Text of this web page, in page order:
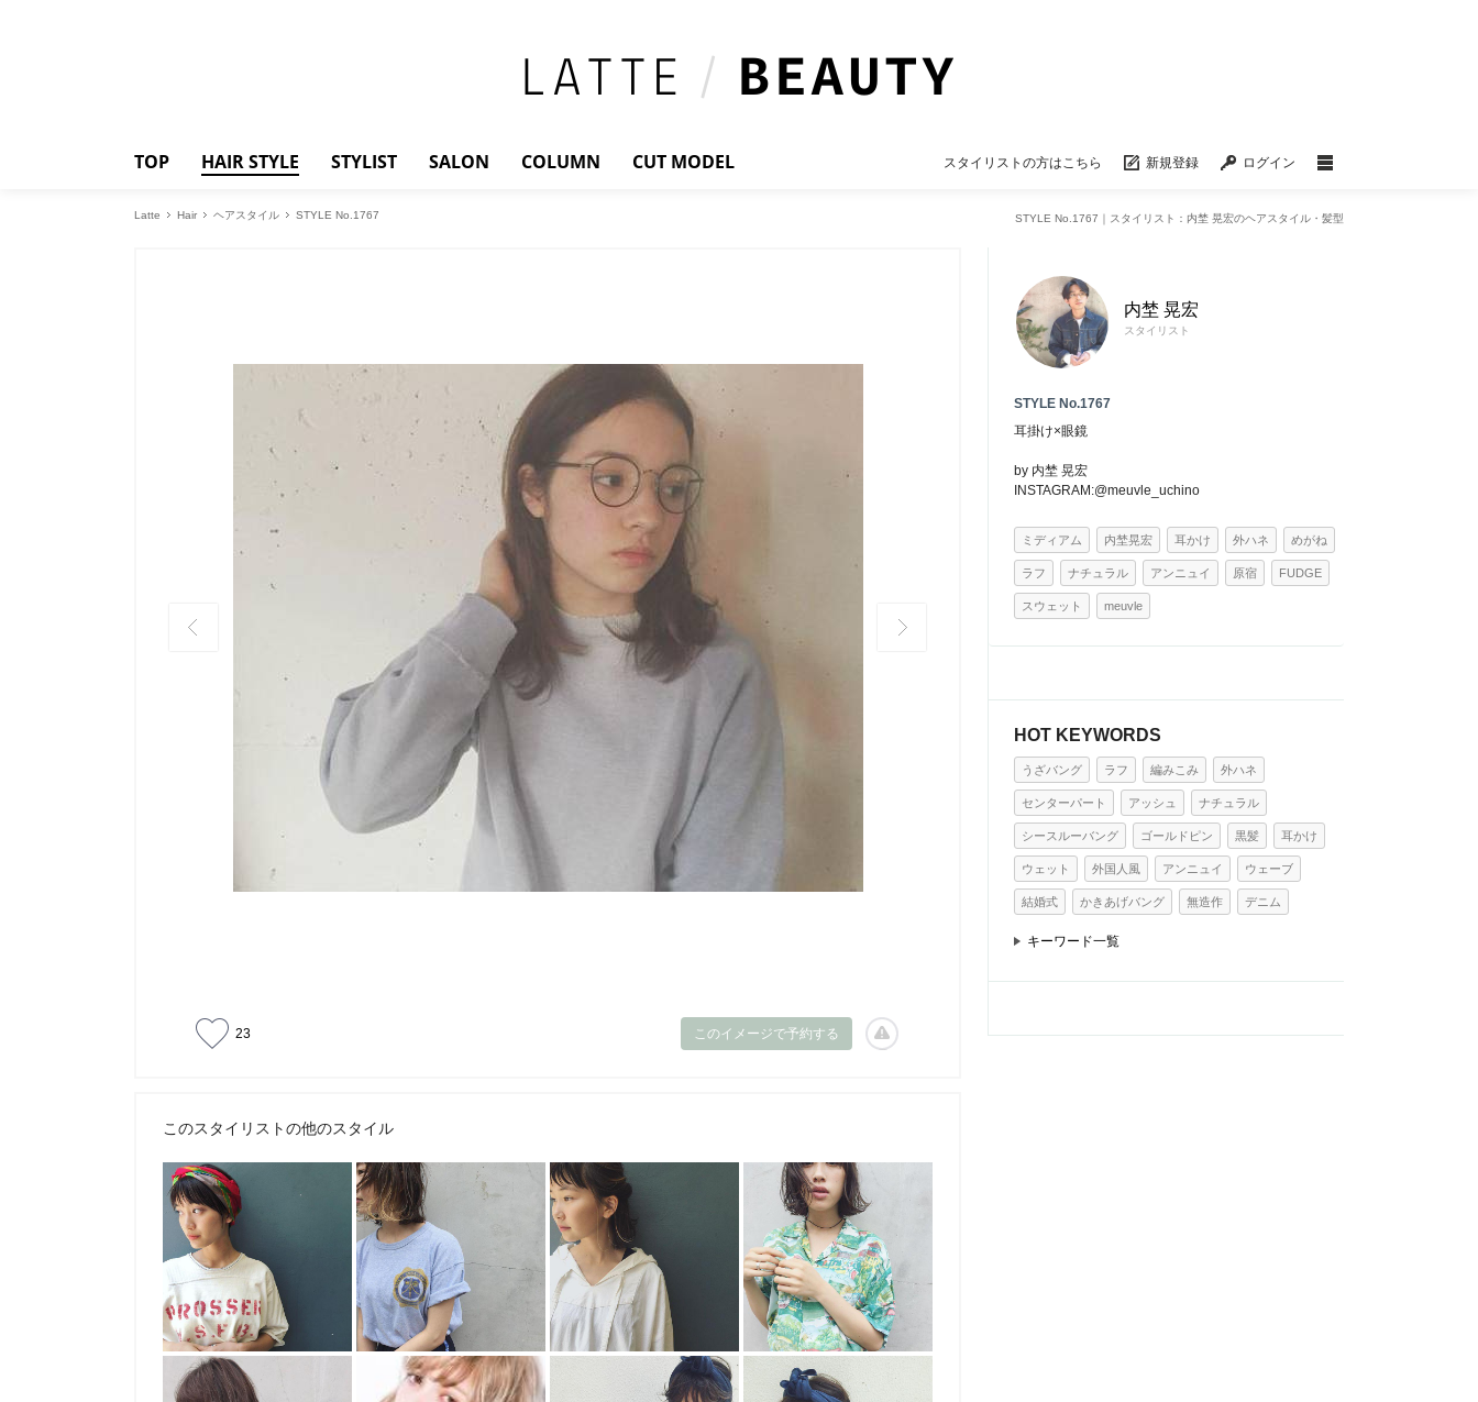
TOP HAIR STYLE STYLIST SALON COLUMN CUT MODEL スタイリストの方はこちら 新規登録 ログイン
STYLE No.1767｜スタイリスト：内埜 晃宏のヘアスタイル・髪型
Latte Hair ヘアスタイル STYLE No.1767
23 このイメージで予約する
このスタイリストの他のスタイル
内埜 晃宏
スタイリスト
STYLE No.1767
耳掛け×眼鏡
by 内埜 晃宏
INSTAGRAM:@meuvle_uchino
ミディアム 内埜晃宏 耳かけ 外ハネ めがね
ラフ ナチュラル アンニュイ 原宿 FUDGE
スウェット meuvle
HOT KEYWORDS
うざバング ラフ 編みこみ 外ハネ
センターパート アッシュ ナチュラル
シースルーバング ゴールドピン 黒髪 耳かけ
ウェット 外国人風 アンニュイ ウェーブ
結婚式 かきあげバング 無造作 デニム
キーワード一覧